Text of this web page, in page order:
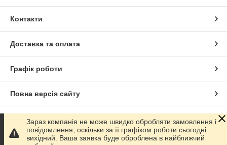
Контакти
Доставка та оплата
Графік роботи
Повна версія сайту
Сайт створено на маркетплейсіProm.ua
Зараз компанія не може швидко обробляти замовлення і
повідомлення, оскільки за її графіком роботи сьогодні
вихідний. Ваша заявка буде оброблена в найближчий